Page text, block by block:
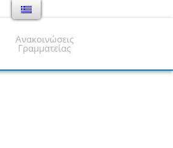
Ανακοινώσεις
Γραμματείας